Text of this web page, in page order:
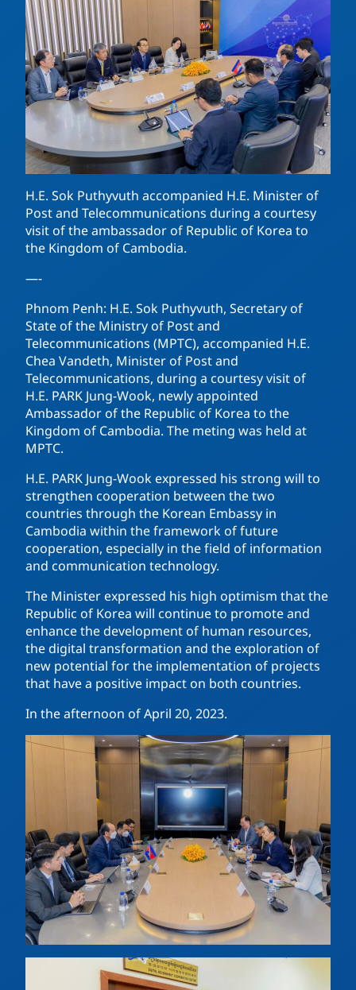
H.E. Sok Puthyvuth accompanied H.E. Minister of
Post and Telecommunications during a courtesy
visit of the ambassador of Republic of Korea to
the Kingdom of Cambodia.
—-
Phnom Penh: H.E. Sok Puthyvuth, Secretary of
State of the Ministry of Post and
Telecommunications (MPTC), accompanied H.E.
Chea Vandeth, Minister of Post and
Telecommunications, during a courtesy visit of
H.E. PARK Jung-Wook, newly appointed
Ambassador of the Republic of Korea to the
Kingdom of Cambodia. The meting was held at
MPTC.
H.E. PARK Jung-Wook expressed his strong will to
strengthen cooperation between the two
countries through the Korean Embassy in
Cambodia within the framework of future
cooperation, especially in the field of information
and communication technology.
The Minister expressed his high optimism that the
Republic of Korea will continue to promote and
enhance the development of human resources,
the digital transformation and the exploration of
new potential for the implementation of projects
that have a positive impact on both countries.
In the afternoon of April 20, 2023.